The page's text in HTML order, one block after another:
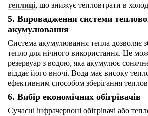
теплиці, що знижує тепловтрати в
5. Впровадження системи
акумулювання
Система акумулювання тепла дозволяє
тепло для нічного використання. Це
резервуар з водою, яка акумулює
віддає його вночі. Вода має високу
ефективним способом зберігання
6. Вибір економічних обігрівачів
Сучасні інфрачервоні обігрівачі або